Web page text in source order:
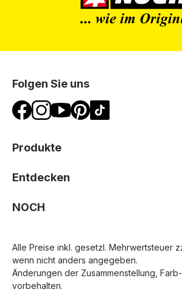
Folgen Sie uns
Produkte
Entdecken
NOCH
Alle Preise inkl. gesetzl. Mehrwertsteuer
wenn nicht anders angegeben.
Änderungen der Zusammenstellung,
vorbehalten.